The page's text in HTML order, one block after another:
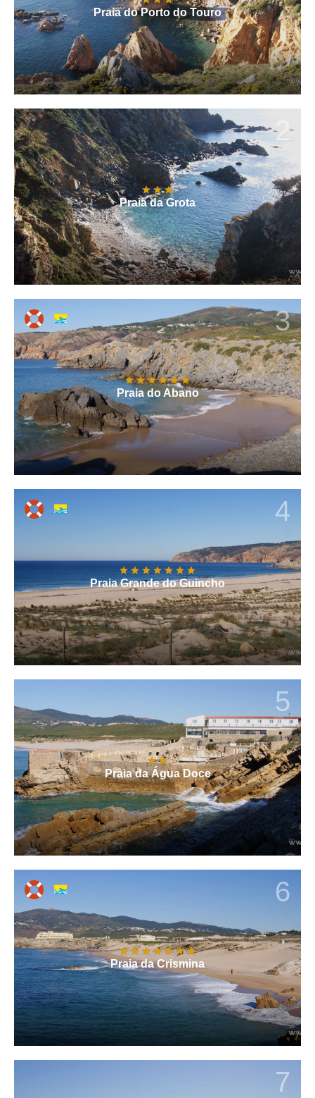
Praia do Porto do Touro
2
Praia da Grota
3
Praia do Abano
4
Praia Grande do Guincho
5
Praia da Água Doce
6
Praia da Crismina
7